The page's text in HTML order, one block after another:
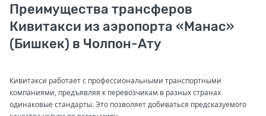
Преимущества трансферов
Кивитакси из аэропорта «Манас»
(Бишкек) в Чолпон-Ату
Кивитакси работает с профессиональными транспортными
компаниями, предъявляя к перевозчикам в разных странах
одинаковые стандарты. Это позволяет добиваться предсказуемого